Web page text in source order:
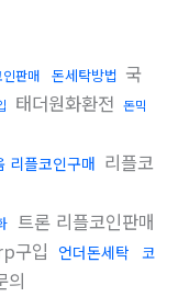
인판매 돈세탁방법 국
태더원화환전 돈믹
리플코인구매 리플코
트론 리플코인판매
구입 언더돈세탁
코
의